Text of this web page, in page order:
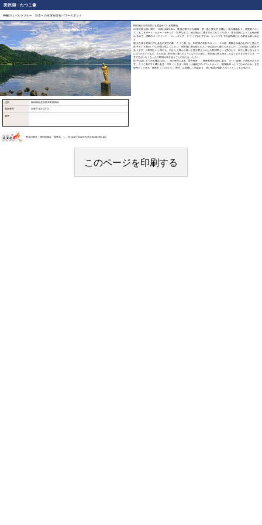
田沢湖・たつこ像
神秘のコバルトブルー 日本一の水深を誇るパワースポット
田沢湖は日本百景にも選ばれている景勝地。
日本で最も深い湖で、水深は423.4ｍ。湖面が鮮やかな瑠璃・碧・藍と変化する様は一見の価値あり。遊覧船クルー
ズ・足こぎボート・カヌー・カヤック・SUPなどで、ぜひ湖上に漕ぎ入れてみてください。見る場所によっても色が変
わるので、湖畔のサイクリング・トレッキング・ドライブもおすすめ。キャンプをすれば時間による変化も楽しめま
す。
雄大な湖を背景に佇む金色の女性の像「たつこ像」は、田沢湖の有名スポット。その昔、美貌を永遠のものにと望んだ
辰子という娘がいつしか龍と化してしまい、田沢湖に身を投じたという伝説から建てられました。この伝説には続きが
あります。八郎潟という湖にも、やはり人間から龍へと姿を変えられた八郎太郎という男がおり、辰子と愛し合うよう
になったというもの。2人が共に田沢湖に暮らすようになったために、田沢湖は冬も凍ることなくますます深くなり、一
方で主がいなくなった八郎潟は年を追うごとに浅くなったそう。
辰子伝説にまつわる像はほかに、湖の東岸にある「辰子観音」、御座石神社境内にある「たつこ姫像」の3体がありま
す。たつこ像のすぐ隣にある「浮木（うきき）神社」は縁結びのパワースポット。龍湖姫神（たつこひめのかみ）を主
祭神として祀る「御座石（ござのいし）神社」は美貌にご利益あり。赤い鳥居が撮影スポットとしても人気です。
住所 秋田県仙北市西木町西明寺
電話番号 0187-43-2111
備考
東北の観光・旅行情報は「旅東北」へ https://www.tohokukanko.jp/
このページを印刷する